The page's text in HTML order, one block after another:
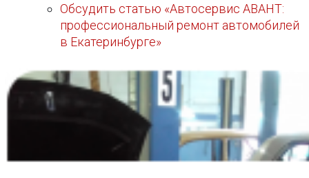
Обсудить статью «Автосервис АВАНТ:
профессиональный ремонт автомобилей
в Екатеринбурге»